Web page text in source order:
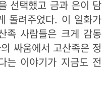
선택했고 금과 은이 담
돌려주었다. 이 일화가
족 사람들은 크게 감동
싸움에서 고산족은 정
는 이야기가 지금도 전